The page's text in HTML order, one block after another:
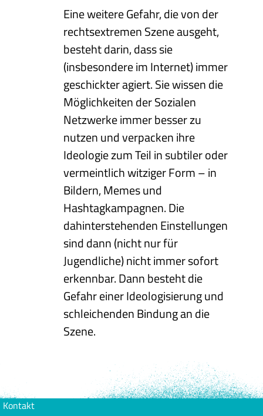
Eine weitere Gefahr, die von der
rechtsextremen Szene ausgeht,
besteht darin, dass sie
(insbesondere im Internet) immer
geschickter agiert. Sie wissen die
Möglichkeiten der Sozialen
Netzwerke immer besser zu
nutzen und verpacken ihre
Ideologie zum Teil in subtiler oder
vermeintlich witziger Form – in
Bildern, Memes und
Hashtagkampagnen. Die
dahinterstehenden Einstellungen
sind dann (nicht nur für
Jugendliche) nicht immer sofort
erkennbar. Dann besteht die
Gefahr einer Ideologisierung und
schleichenden Bindung an die
Szene.
Kontakt